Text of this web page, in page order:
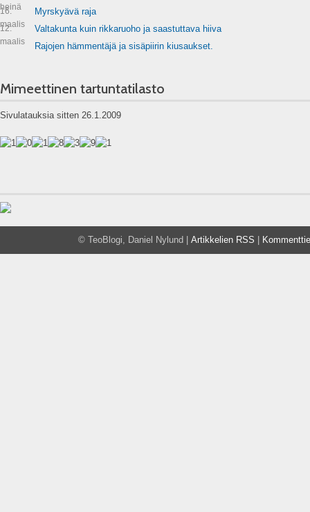
heinä
16.
maalis
Myrskyävä raja
12.
maalis
Valtakunta kuin rikkaruoho ja saastuttava hiiva
Rajojen hämmentäjä ja sisäpiirin kiusaukset.
Mimeettinen tartuntatilasto
Sivulatauksia sitten 26.1.2009
© TeoBlogi, Daniel Nylund | Artikkelien RSS |